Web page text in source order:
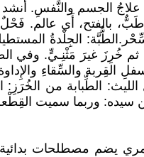
علاجُ الجسم والنَّفسِ.
بالفتح، أَي عالم.
الجِلْدةُ
ثم خُرِزَ غيرَ مَثْنِـيٍّ. وفي
والسِّقاءِ
الطِّبابة من الخُرَزِ:
سيده: وربما سميت
يضم مصطلحات